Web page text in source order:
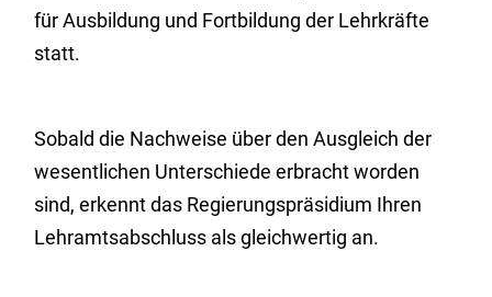
für Ausbildung und Fortbildung der Lehrkräfte
statt.
Sobald die Nachweise über den Ausgleich der
wesentlichen Unterschiede erbracht worden
sind, erkennt das Regierungspräsidium Ihren
Lehramtsabschluss als gleichwertig an.